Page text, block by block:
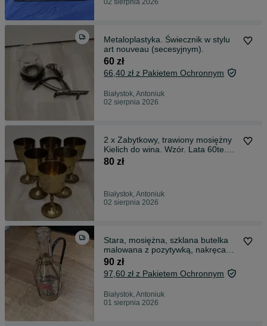
02 sierpnia 2026
Metaloplastyka. Świecznik w stylu
art nouveau (secesyjnym).
60 zł
66,40 zł z Pakietem Ochronnym
Białystok, Antoniuk
02 sierpnia 2026
2 x Zabytkowy, trawiony mosiężny
Kielich do wina. Wzór. Lata 60te.
Mos
80 zł
Białystok, Antoniuk
02 sierpnia 2026
Stara, mosiężna, szklana butelka
malowana z pozytywką, nakręcana.
Hand
90 zł
97,60 zł z Pakietem Ochronnym
Białystok, Antoniuk
01 sierpnia 2026